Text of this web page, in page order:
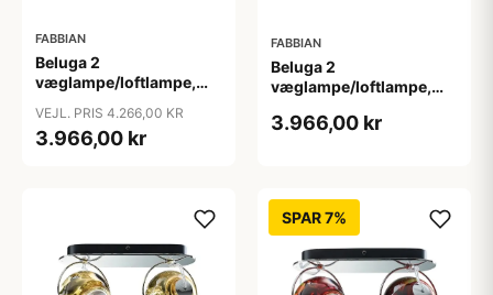
FABBIAN
Beluga 2
væglampe/loftlampe,
VEJL. PRIS 4.266,00 KR
3.966,00 kr
FABBIAN
Beluga 2
væglampe/loftlampe,
3.966,00 kr
SPAR 7%